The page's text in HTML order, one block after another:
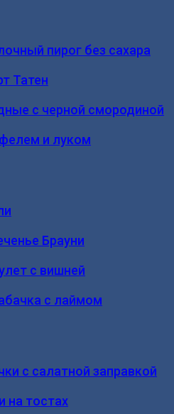
пирог без сахара
Татен
с черной смородиной
и луком
Брауни
с вишней
с лаймом
с салатной заправкой
на тостах